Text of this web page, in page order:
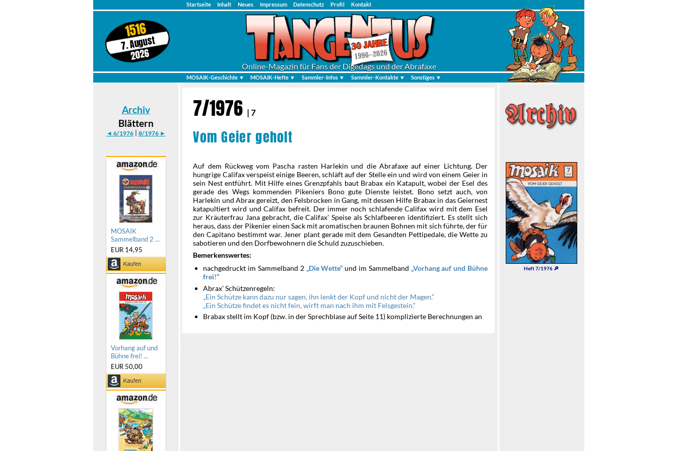
Startseite Inhalt Neues Impressum Datenschutz Profil Kontakt
1516
7. August
2026
Online-Magazin für Fans der Digedags und der Abrafaxe
MOSAIK-Geschichte ▼ MOSAIK-Hefte ▼ Sammler-Infos ▼ Sammler-Kontakte ▼ Sonstiges ▼
Archiv
Blättern
◄ 6/1976| 8/1976 ►
MOSAIK
Sammelband 2 ...
EUR 14,95
Vorhang auf und
Bühne frei! ...
EUR 50,00
Heft 7/1976 🔎
7/1976 | 7
Vom Geier geholt
Auf dem Rückweg vom Pascha rasten Harlekin und die Abrafaxe auf einer Lichtung. Der
hungrige Califax verspeist einige Beeren, schläft auf der Stelle ein und wird von einem Geier in
sein Nest entführt. Mit Hilfe eines Grenzpfahls baut Brabax ein Katapult, wobei der Esel des
gerade des Wegs kommenden Pikeniers Bono gute Dienste leistet. Bono setzt auch, von
Harlekin und Abrax gereizt, den Felsbrocken in Gang, mit dessen Hilfe Brabax in das Geiernest
katapultiert wird und Califax befreit. Der immer noch schlafende Califax wird mit dem Esel
zur Kräuterfrau Jana gebracht, die Califax' Speise als Schlafbeeren identifiziert. Es stellt sich
heraus, dass der Pikenier einen Sack mit aromatischen braunen Bohnen mit sich führte, der für
den Capitano bestimmt war. Jener plant gerade mit dem Gesandten Pettipedale, die Wette zu
sabotieren und den Dorfbewohnern die Schuld zuzuschieben.
Bemerkenswertes:
nachgedruckt im Sammelband 2 Die Wette und im Sammelband Vorhang auf und Bühne
frei!
Abrax' Schützenregeln:
Ein Schütze kann dazu nur sagen, ihn lenkt der Kopf und nicht der Magen.
Ein Schütze findet es nicht fein, wirft man nach ihm mit Felsgestein.
Brabax stellt im Kopf (bzw. in der Sprechblase auf Seite 11) komplizierte Berechnungen an